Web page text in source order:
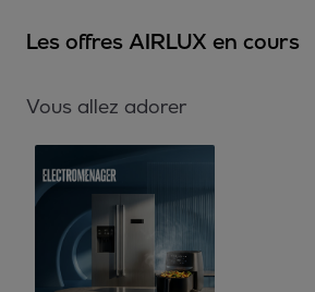
Les offres AIRLUX en cours
Vous allez adorer